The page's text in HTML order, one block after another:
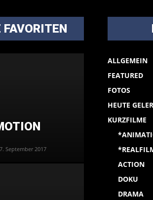
FAVORITEN
7. September 2017
ALLGEMEIN
FEATURED
FOTOS
HEUTE
KURZFILME
ACTION
DOKU
DRAMA